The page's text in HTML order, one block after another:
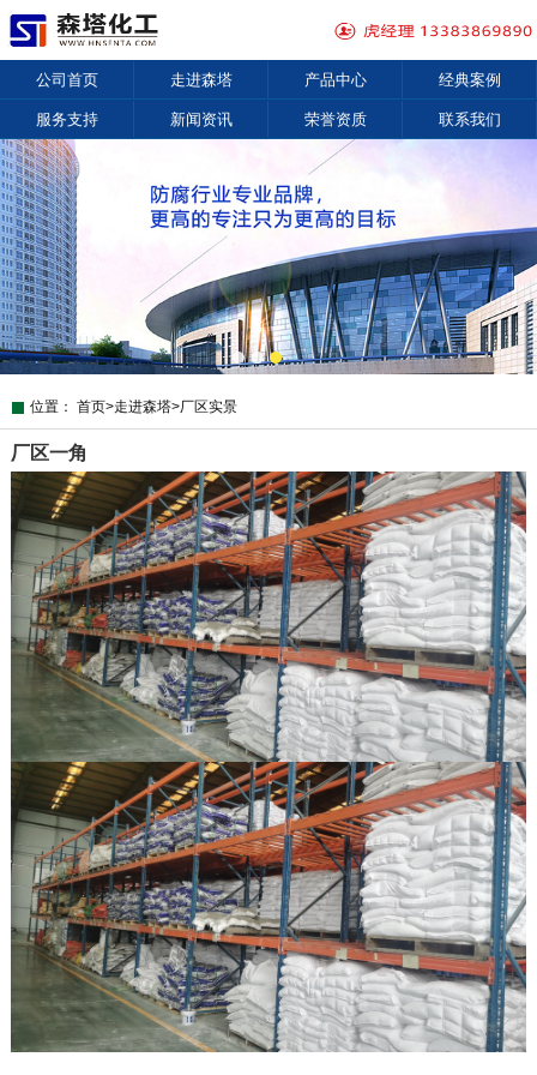
公司首页 走进森塔 产品中心 经典案例
服务支持 新闻资讯 荣誉资质 联系我们
位置： 首页>走进森塔>厂区实景
厂区一角